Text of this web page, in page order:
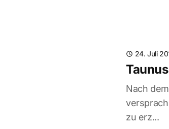
24. Juli
Nach
zu erz...